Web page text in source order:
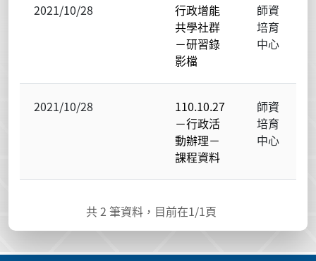
2021/10/28
行政增能
共學社群
－研習錄
影檔
師資
培育
中心
2021/10/28
110.10.27
－行政活
動辦理－
課程資料
師資
培育
中心
共2 筆資料，目前在1/1頁